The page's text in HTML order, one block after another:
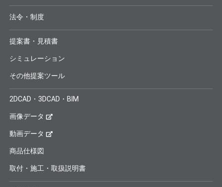
法令・制度
提案書・見積書
シミュレーション
その他提案ツール
2DCAD・3DCAD・BIM
画像データ
動画データ
商品仕様図
取付・施工・取扱説明書